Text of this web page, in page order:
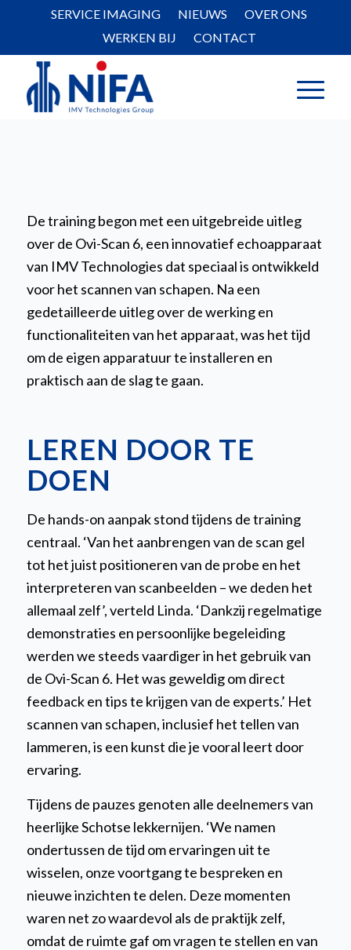
SERVICE IMAGING NIEUWS
OVER ONS
WERKEN BIJ
CONTACT
De training begon met een uitgebreide uitleg
over de Ovi-Scan 6, een innovatief echoapparaat
van IMV Technologies dat speciaal is ontwikkeld
voor het scannen van schapen. Na een
gedetailleerde uitleg over de werking en
functionaliteiten van het apparaat, was het tijd
om de eigen apparatuur te installeren en
praktisch aan de slag te gaan.
LEREN DOOR TE
DOEN
De hands-on aanpak stond tijdens de training
centraal. ‘Van het aanbrengen van de scan gel
tot het juist positioneren van de probe en het
interpreteren van scanbeelden – we deden het
allemaal zelf’, verteld Linda. ‘Dankzij regelmatige
demonstraties en persoonlijke begeleiding
werden we steeds vaardiger in het gebruik van
de Ovi-Scan 6. Het was geweldig om direct
feedback en tips te krijgen van de experts.’ Het
scannen van schapen, inclusief het tellen van
lammeren, is een kunst die je vooral leert door
ervaring.
Tijdens de pauzes genoten alle deelnemers van
heerlijke Schotse lekkernijen. ‘We namen
ondertussen de tijd om ervaringen uit te
wisselen, onze voortgang te bespreken en
nieuwe inzichten te delen. Deze momenten
waren net zo waardevol als de praktijk zelf,
omdat de ruimte gaf om vragen te stellen en van